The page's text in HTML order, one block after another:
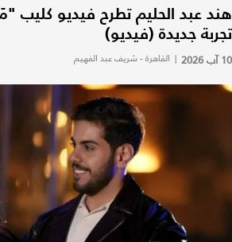
هند عبد الحليم تطرح فيديو كليب
تجربة جديدة (فيديو)
10 آب 2026 | القاهرة - شريف عبد الفهيم